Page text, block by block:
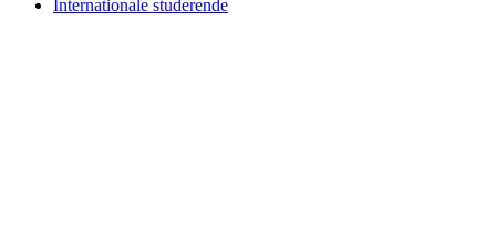
Internationale studerende